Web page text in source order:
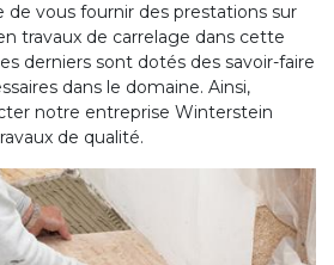
de vous fournir des prestations sur
travaux de carrelage dans cette
derniers sont dotés des savoir-faire
dans le domaine. Ainsi,
notre entreprise Winterstein
de qualité.